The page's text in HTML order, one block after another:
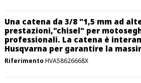
Una catena da 3/8 "1,5 mm ad
prestazioni,"chisel" per
professionali. La catena è
Husqvarna per garantire la
Riferimento HVA58626668X